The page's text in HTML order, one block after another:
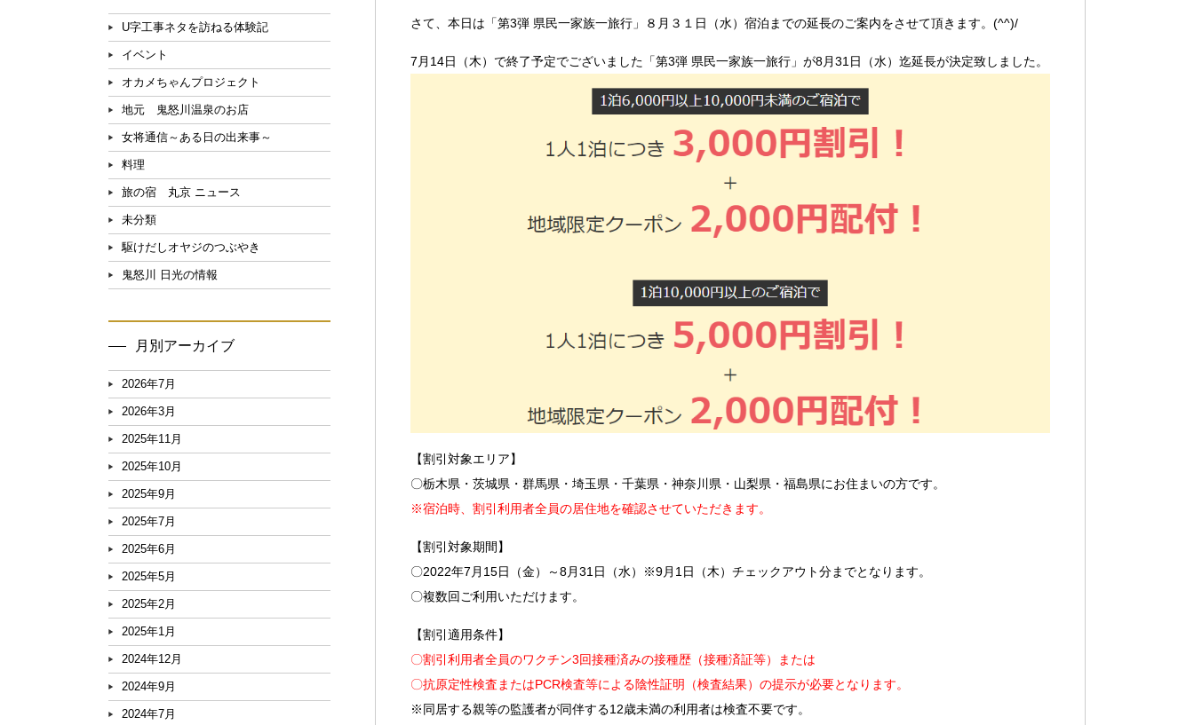
さて、本日は「第3弾 県民一家族一旅行」８月３１日（水）宿泊までの延長のご案内をさせて頂きます。(^^)/
7月14日（木）で終了予定でございました「第3弾 県民一家族一旅行」が8月31日（水）迄延長が決定致しました。
【割引対象エリア】
〇栃木県・茨城県・群馬県・埼玉県・千葉県・神奈川県・山梨県・福島県にお住まいの方です。
※宿泊時、割引利用者全員の居住地を確認させていただきます。
【割引対象期間】
〇2022年7月15日（金）～8月31日（水）※9月1日（木）チェックアウト分までとなります。
〇複数回ご利用いただけます。
【割引適用条件】
〇割引利用者全員のワクチン3回接種済みの接種歴（接種済証等）または
〇抗原定性検査またはPCR検査等による陰性証明（検査結果）の提示が必要となります。
※同居する親等の監護者が同伴する12歳未満の利用者は検査不要です。
U字工事ネタを訪ねる体験記
イベント
オカメちゃんプロジェクト
地元 鬼怒川温泉のお店
女将通信～ある日の出来事～
料理
旅の宿 丸京 ニュース
未分類
駆けだしオヤジのつぶやき
鬼怒川 日光の情報
月別アーカイブ
2026年7月
2026年3月
2025年11月
2025年10月
2025年9月
2025年7月
2025年6月
2025年5月
2025年2月
2025年1月
2024年12月
2024年9月
2024年7月